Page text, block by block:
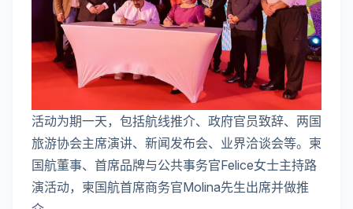
活动为期一天，包括航线推介、政府官员致辞、两国
旅游协会主席演讲、新闻发布会、业界洽谈会等。柬
国航董事、首席品牌与公共事务官Felice女士主持路
演活动，柬国航首席商务官Molina先生出席并做推